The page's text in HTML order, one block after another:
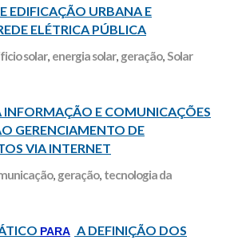
EDIFICAÇÃO URBANA E
ELÉTRICA PÚBLICA
solar, energia solar, geração,Solar
E COMUNICAÇÕES
GERENCIAMENTO DE
VIA INTERNET
, geração, tecnologia da
PARA A DEFINIÇÃO DOS